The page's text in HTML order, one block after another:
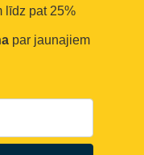
līdz pat 25%
par jaunajiem